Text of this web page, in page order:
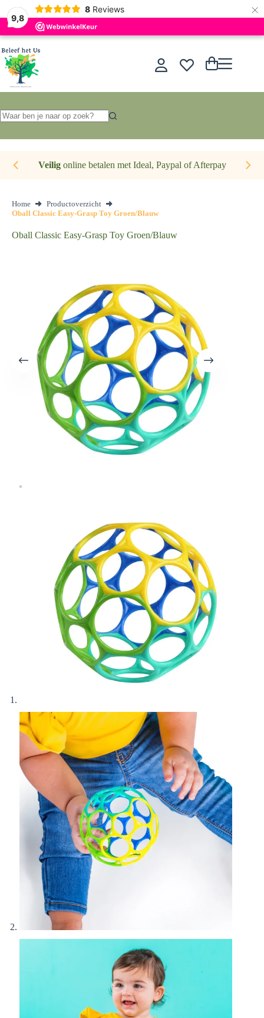
9,8
8 Reviews ×
Ga
naar
de
inhoud
Winkelwagen
resultaten
Veiligonline betalen met Ideal, Paypal of Afterpay
Home
Productoverzicht
Oball Classic Easy-Grasp Toy Groen/Blauw
Oball Classic Easy-Grasp Toy Groen/Blauw